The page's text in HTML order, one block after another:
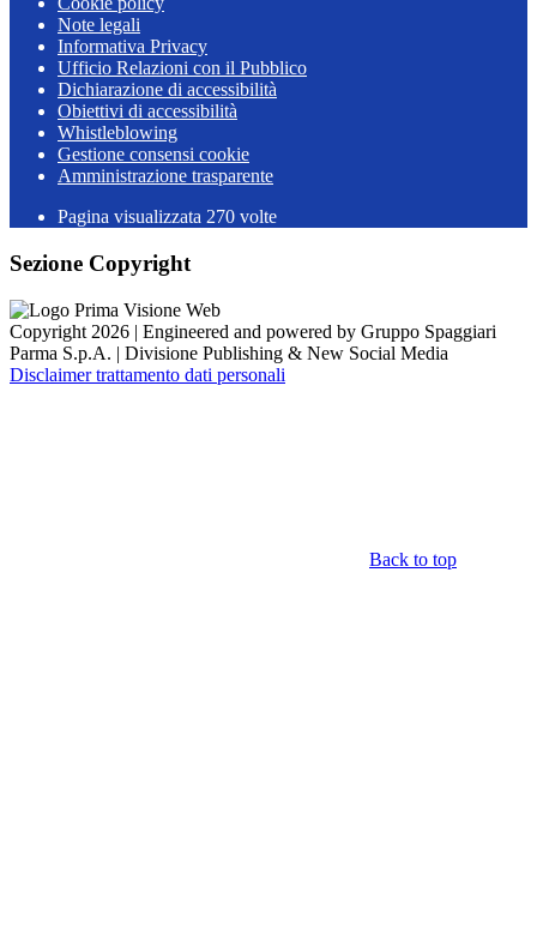
Note legali
Informativa Privacy
Ufficio Relazioni con il Pubblico
Dichiarazione di accessibilità
Obiettivi di accessibilità
Whistleblowing
Gestione consensi cookie
Amministrazione trasparente
Pagina visualizzata 270 volte
Sezione Copyright
Copyright 2026 | Engineered and powered by Gruppo Spaggiari
Parma S.p.A. | Divisione Publishing & New Social Media
Disclaimer trattamento dati personali
Back to top